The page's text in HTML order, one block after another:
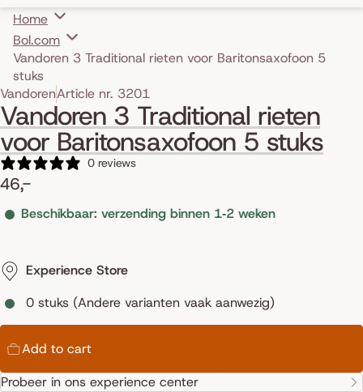
Home
Bol.com
Vandoren 3 Traditional rieten voor Baritonsaxofoon 5
stuks
Skip to product information
VandorenArticle nr. 3201
Vandoren 3 Traditional rieten
voor Baritonsaxofoon 5 stuks
0 reviews
46,-
Beschikbaar: verzending binnen 1‑2 weken
Experience Store
0 stuks (Andere varianten vaak aanwezig)
Add to cart
Probeer in ons experience center